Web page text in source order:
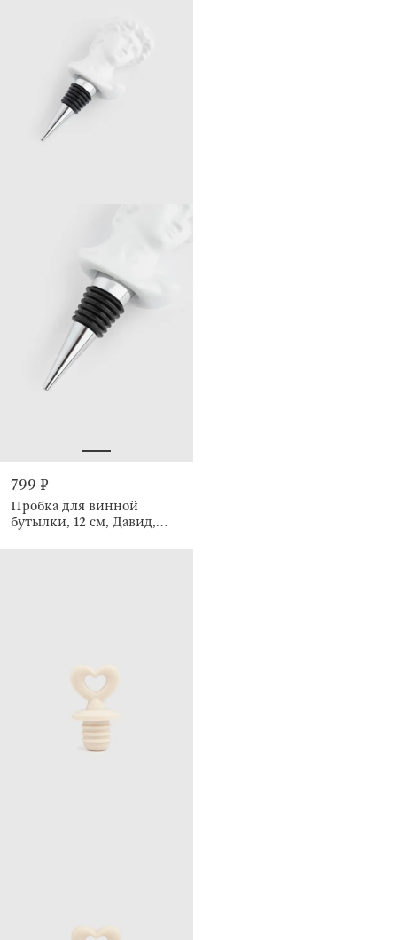
799 ₽
Пробка для винной
бутылки, 12 см, Давид,